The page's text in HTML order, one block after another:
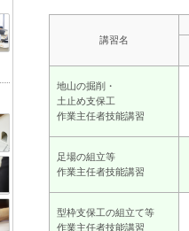
講習名
地山の掘削・
土止め支保工
作業主任者技能講習
足場の組立等
作業主任者技能講習
型枠支保工の組立て等
作業主任者技能講習